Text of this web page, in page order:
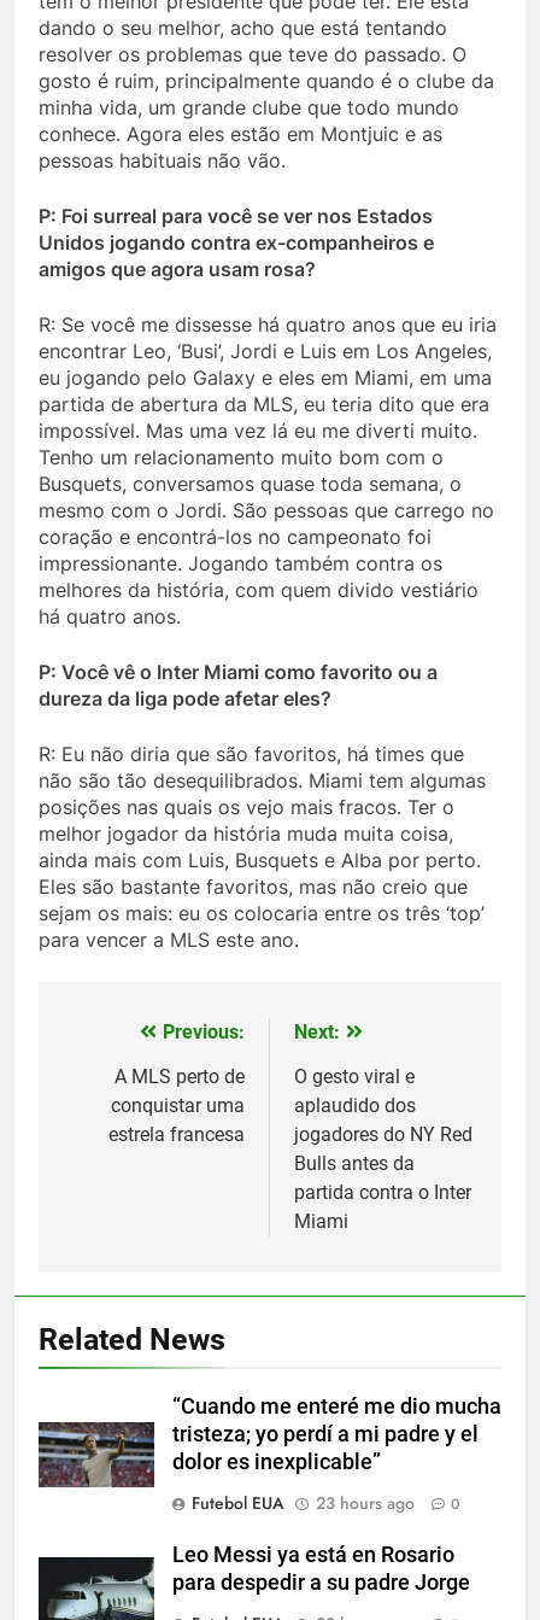
dando o seu melhor, acho que está tentando
resolver os problemas que teve do passado. O
gosto é ruim, principalmente quando é o clube da
minha vida, um grande clube que todo mundo
conhece. Agora eles estão em Montjuic e as
pessoas habituais não vão.
P: Foi surreal para você se ver nos Estados
Unidos jogando contra ex-companheiros e
amigos que agora usam rosa?
R: Se você me dissesse há quatro anos que eu iria
encontrar Leo, ‘Busi’, Jordi e Luis em Los Angeles,
eu jogando pelo Galaxy e eles em Miami, em uma
partida de abertura da MLS, eu teria dito que era
impossível. Mas uma vez lá eu me diverti muito.
Tenho um relacionamento muito bom com o
Busquets, conversamos quase toda semana, o
mesmo com o Jordi. São pessoas que carrego no
coração e encontrá-los no campeonato foi
impressionante. Jogando também contra os
melhores da história, com quem divido vestiário
há quatro anos.
P: Você vê o Inter Miami como favorito ou a
dureza da liga pode afetar eles?
R: Eu não diria que são favoritos, há times que
não são tão desequilibrados. Miami tem algumas
posições nas quais os vejo mais fracos. Ter o
melhor jogador da história muda muita coisa,
ainda mais com Luis, Busquets e Alba por perto.
Eles são bastante favoritos, mas não creio que
sejam os mais: eu os colocaria entre os três ‘top’
para vencer a MLS este ano.
navigation
Previous:
A MLS perto de
conquistar uma
estrela francesa
Next:
O gesto viral e
aplaudido dos
jogadores do NY Red
Bulls antes da
partida contra o Inter
Miami
Related News
“Cuando me enteré me dio mucha
tristeza; yo perdí a mi padre y el
dolor es inexplicable”
Futebol EUA
23 hours ago 0
Leo Messi ya está en Rosario
para despedir a su padre Jorge
5
Messi imparable
6
Cambios en la MLS
7